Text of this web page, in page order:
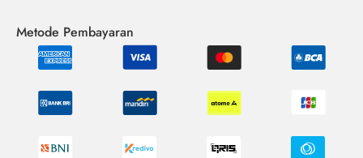
Metode Pembayaran